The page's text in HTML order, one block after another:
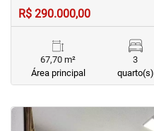
R$ 290.000,00
67,70 m²
Área principal
3
quarto(s)
<<